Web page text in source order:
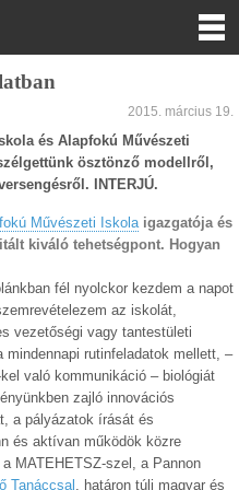
2015. március 19.
és Alapfokú Művészeti
ösztönző modellről,
INTERJÚ.
Művészeti Iskolaigazgatója és
kiváló tehetségpont. Hogyan
fél nyolckor kezdem a napot
az iskolát,
vezetőségi vagy tantestületi
rutinfeladatok mellett, –
való kommunikáció – biológiát
zajló innovációs
a pályázatok írását és
és aktívan működök közre
MATEHETSZ-szel, a Pannon
Tanáccsal , határon túli magyar és